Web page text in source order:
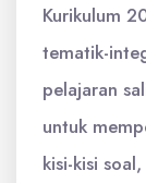
Kurikulum
tematik-
pelajaran
untuk
kisi-kisi